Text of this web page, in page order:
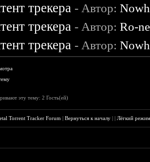
трекера - Автор:
трекера - Автор:Ro-
трекера - Автор:
эту тему: 2 Гость(ей)
Torrent Tracker Forum |Вернуться к началу ||Лёгкий